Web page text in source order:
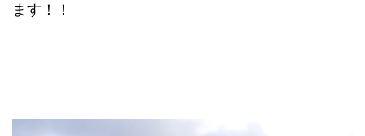
ます！！